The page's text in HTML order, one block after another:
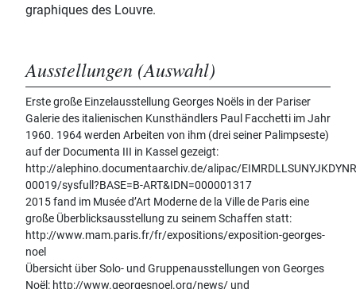
graphiques des Louvre.
Ausstellungen (Auswahl)
Erste große Einzelausstellung Georges Noëls in der Pariser
Galerie des italienischen Kunsthändlers Paul Facchetti im Jahr
1960. 1964 werden Arbeiten von ihm (drei seiner Palimpseste)
auf der Documenta III in Kassel gezeigt:
http://alephino.documentaarchiv.de/alipac/
00019/sysfull?BASE=B-ART&IDN=000001317
2015 fand im Musée d’Art Moderne de la Ville de Paris eine
große Überblicksausstellung zu seinem Schaffen statt:
http://www.mam.paris.fr/fr/expositions/exposition-georges-
noel
Übersicht über Solo- und Gruppenausstellungen von Georges
Noël: http://www.georgesnoel.org/news/ und